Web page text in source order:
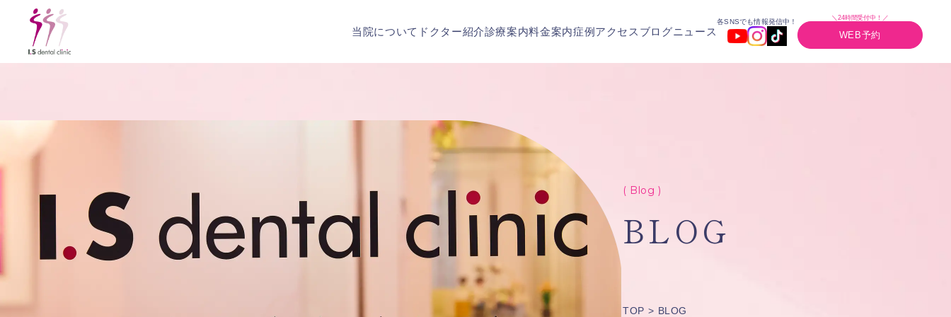
当院について ドクター紹介診療案内料金案内症例アクセス ブログニュース
各SNSでも情報発信中！
＼24時間受付中！／
WEB予約
( Blog )
BLOG
TOP BLOG